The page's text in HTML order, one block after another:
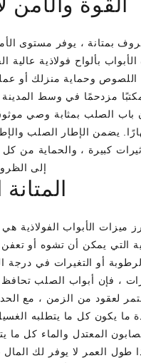
بمتانة ، يوفر مستوى
الأبواب بألواح فولاذية عالية
اللصوص وحماية منزلك أو
مزدحمًا في وسط
باب الصلب بمثابة وصي
يضمن الإطار الصلب
كبيرة ، والحماية من
إلى
ميزات الأبواب الفولاذية
التي يمكن أن تشوه أو
أو التغيرات في درجة
، فإن أبواب الصلب
لعقود من الزمن ، مع الحد
ما يكون كل ما يتطلبه
المعتدل والماء كل ما
طول العمر لا يوفر لك